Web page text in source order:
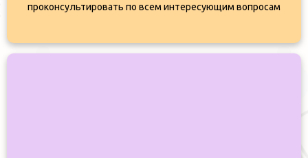
проконсультировать по всем интересующим вопросам